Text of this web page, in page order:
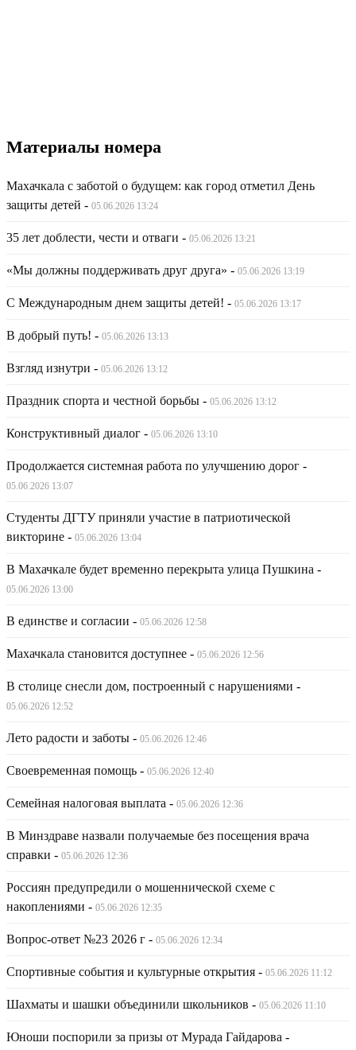
Материалы номера
Махачкала с заботой о будущем: как город отметил День
защиты детей - 05.06.2026 13:24
35 лет доблести, чести и отваги - 05.06.2026 13:21
«Мы должны поддерживать друг друга» - 05.06.2026 13:19
С Международным днем защиты детей! - 05.06.2026 13:17
В добрый путь! - 05.06.2026 13:13
Взгляд изнутри - 05.06.2026 13:12
Праздник спорта и честной борьбы - 05.06.2026 13:12
Конструктивный диалог - 05.06.2026 13:10
Продолжается системная работа по улучшению дорог -
05.06.2026 13:07
Студенты ДГТУ приняли участие в патриотической
викторине - 05.06.2026 13:04
В Махачкале будет временно перекрыта улица Пушкина -
05.06.2026 13:00
В единстве и согласии - 05.06.2026 12:58
Махачкала становится доступнее - 05.06.2026 12:56
В столице снесли дом, построенный с нарушениями -
05.06.2026 12:52
Лето радости и заботы - 05.06.2026 12:46
Своевременная помощь - 05.06.2026 12:40
Семейная налоговая выплата - 05.06.2026 12:36
В Минздраве назвали получаемые без посещения врача
справки - 05.06.2026 12:36
Россиян предупредили о мошеннической схеме с
накоплениями - 05.06.2026 12:35
Вопрос-ответ №23 2026 г - 05.06.2026 12:34
Спортивные события и культурные открытия - 05.06.2026 11:12
Шахматы и шашки объединили школьников - 05.06.2026 11:10
Юноши поспорили за призы от Мурада Гайдарова -